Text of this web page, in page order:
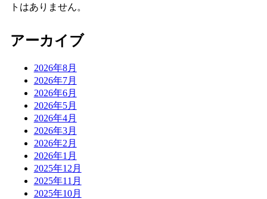
トはありません。
アーカイブ
2026年8月
2026年7月
2026年6月
2026年5月
2026年4月
2026年3月
2026年2月
2026年1月
2025年12月
2025年11月
2025年10月